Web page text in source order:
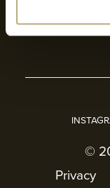
©
Privacy